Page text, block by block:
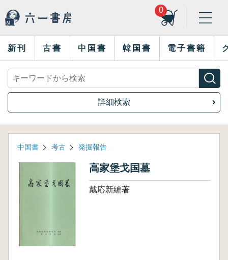
0
新刊 古書 中国書 韓国書 電子書籍
詳細検索
中国書 考古 発掘報告
高家堡戈国墓
戴応新編著